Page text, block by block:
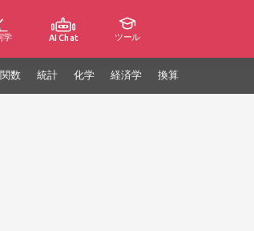
学 AI Chat ツール
数 統計 化学 経済学 換算